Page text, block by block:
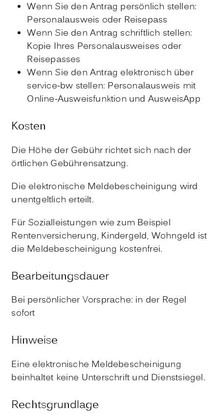
Wenn Sie den Antrag persönlich stellen:
Personalausweis oder Reisepass
Wenn Sie den Antrag schriftlich stellen:
Kopie Ihres Personalausweises oder
Reisepasses
Wenn Sie den Antrag elektronisch über
service-bw stellen: Personalausweis mit
Online-Ausweisfunktion und AusweisApp
Kosten
Die Höhe der Gebühr richtet sich nach der
örtlichen Gebührensatzung.
Die elektronische Meldebescheinigung wird
unentgeltlich erteilt.
Für Sozialleistungen wie zum Beispiel
Rentenversicherung, Kindergeld, Wohngeld ist
die Meldebescheinigung kostenfrei.
Bearbeitungsdauer
Bei persönlicher Vorsprache: in der Regel
sofort
Hinweise
Eine elektronische Meldebescheinigung
beinhaltet keine Unterschrift und Dienstsiegel.
Rechtsgrundlage